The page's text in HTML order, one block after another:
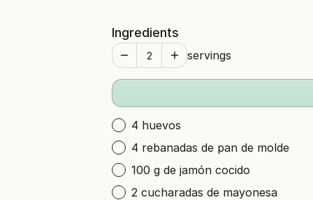
Ingredients
servings
4 huevos
4 rebanadas de pan de molde
100 g de jamón cocido
2 cucharadas de mayonesa